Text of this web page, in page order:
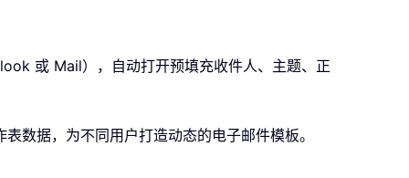
或 Mail），自动打开预填充收件人、主题、正
数据，为不同用户打造动态的电子邮件模板。